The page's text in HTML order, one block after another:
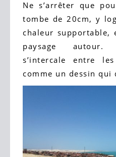
Ne s’arrêter que
tombe de 20cm, y
chaleur supportable,
paysage autour.
s’intercale entre
comme un dessin qui